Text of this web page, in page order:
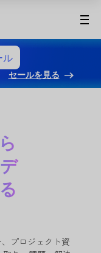
ル
セールを見る
プロジェクト資